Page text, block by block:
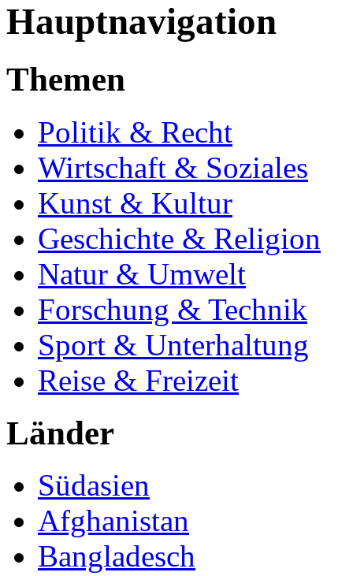
Hauptnavigation
Themen
Politik & Recht
Wirtschaft & Soziales
Kunst & Kultur
Geschichte & Religion
Natur & Umwelt
Forschung & Technik
Sport & Unterhaltung
Reise & Freizeit
Länder
Südasien
Afghanistan
Bangladesch